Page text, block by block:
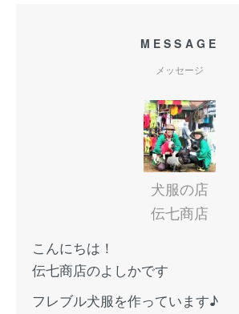
MESSAGE
メッセージ
犬服の店
伝七商店
こんにちは！
伝七商店のよしかです
フレブル犬服を作っています♪